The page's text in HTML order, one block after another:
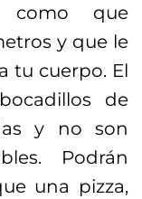
como que
y que le
tu cuerpo. El
de
y no son
Podrán
una pizza,